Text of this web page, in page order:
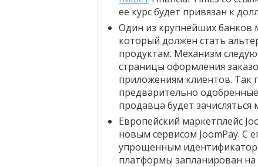
ее курс будет привязан к
Один из крупнейших банков
который должен стать
продуктам. Механизм
страницы оформления
приложениям клиентов. Так
предварительно
продавца будет
Европейский маркетплейс
новым сервисом JoomPay. С
упрощенным
платформы запланирован на